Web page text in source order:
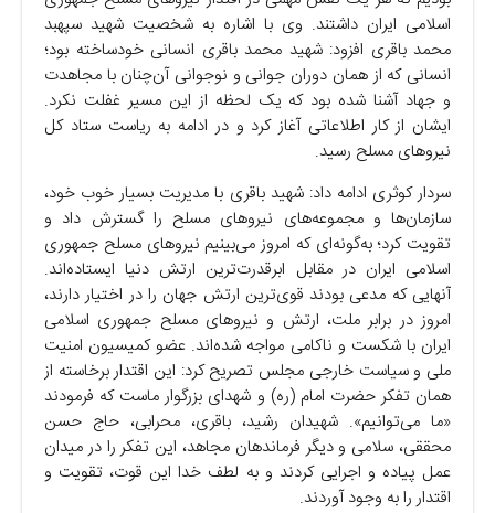
اسلامی ایران داشتند. وی با اشاره به شخصیت شهید سپهبد
محمد باقری افزود: شهید محمد باقری انسانی خودساخته بود؛
انسانی که از همان دوران جوانی و نوجوانی آن‌چنان با مجاهدت
و جهاد آشنا شده بود که یک لحظه از این مسیر غفلت نکرد.
ایشان از کار اطلاعاتی آغاز کرد و در ادامه به ریاست ستاد کل
نیرو‌های مسلح رسید.
سردار کوثری ادامه داد: شهید باقری با مدیریت بسیار خوب خود،
سازمان‌ها و مجموعه‌های نیرو‌های مسلح را گسترش داد و
تقویت کرد؛ به‌گونه‌ای که امروز می‌بینیم نیرو‌های مسلح جمهوری
اسلامی ایران در مقابل ابرقدرت‌ترین ارتش دنیا ایستاده‌اند.
آنهایی که مدعی بودند قوی‌ترین ارتش جهان را در اختیار دارند،
امروز در برابر ملت، ارتش و نیرو‌های مسلح جمهوری اسلامی
ایران با شکست و ناکامی مواجه شده‌اند. عضو کمیسیون امنیت
ملی و سیاست خارجی مجلس تصریح کرد: این اقتدار برخاسته از
همان تفکر حضرت امام (ره) و شهدای بزرگوار ماست که فرمودند
«ما می‌توانیم». شهیدان رشید، باقری، محرابی، حاج حسن
محققی، سلامی و دیگر فرماندهان مجاهد، این تفکر را در میدان
عمل پیاده و اجرایی کردند و به لطف خدا این قوت، تقویت و
اقتدار را به وجود آوردند.